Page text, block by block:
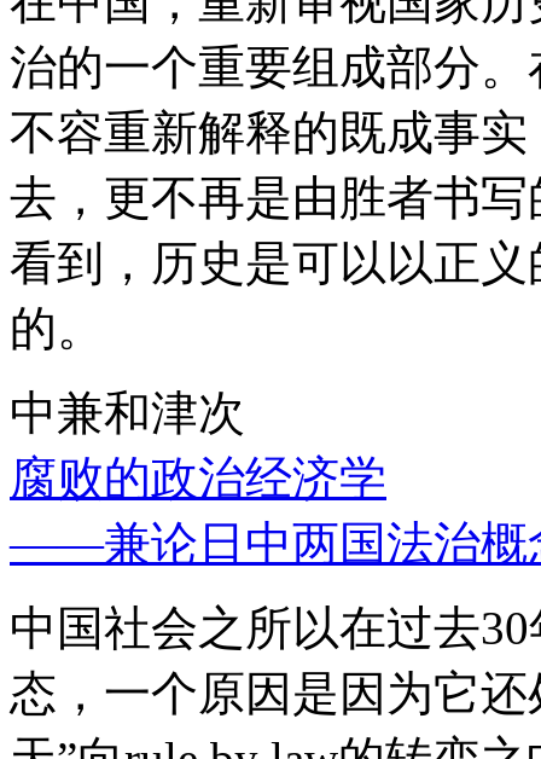
治的一个重要组成部分
不容重新解释的既成事
去，更不再是由胜者书
看到，历史是可以以正
的。
中兼和津次
腐败的政治经济学
——兼论日中两国法治概
中国社会之所以在过去
态，一个原因是因为它